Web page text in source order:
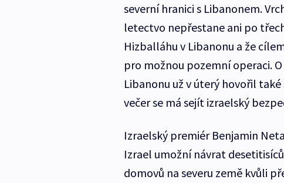
severní hranici s Libanonem.
letectvo nepřestane ani po
Hizballáhu v Libanonu a že
pro možnou pozemní operaci.
Libanonu už v úterý hovořil
večer se má sejít izraelský
Izraelský premiér Benjamin
Izrael umožní návrat
domovů na severu země kvůli